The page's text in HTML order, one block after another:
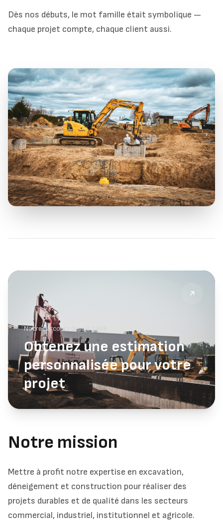
Dès nos débuts, le mot famille était symbolique —
chaque projet compte, chaque client aussi.
Notre parcours depuis 1966
Obtenez une estimation
personnalisée pour votre
projet
Notre mission
Mettre à profit notre expertise en excavation,
déneigement et construction pour réaliser des
projets durables et de qualité dans les secteurs
commercial, industriel, institutionnel et agricole.